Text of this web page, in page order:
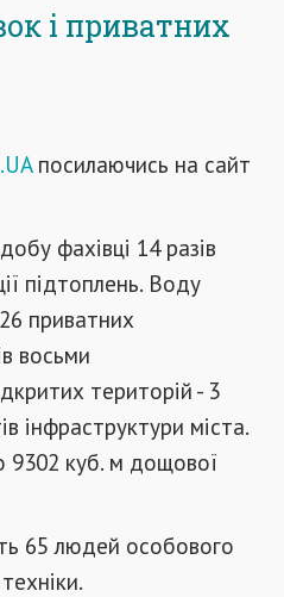
і приватних
посилаючись на сайт
фахівці 14 разів
підтоплень. Воду
приватних
восьми
територій - 3
інфраструктури міста.
9302 куб. м дощової
65 людей особового